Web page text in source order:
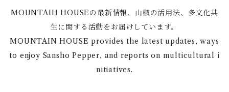
MOUNTAIH HOUSEの最新情報、山椒の活用法、多文化共
生に関する活動をお届けしています。
MOUNTAIN HOUSE provides the latest updates, ways
to enjoy Sansho Pepper, and reports on multicultural i
nitiatives.